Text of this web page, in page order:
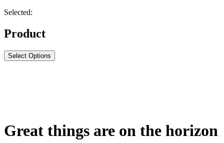
Selected:
Product
Select Options
Great things are on the horizon